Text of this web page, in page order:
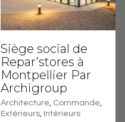
Siège social de
Repar’stores à
Montpellier Par
Archigroup
Architecture, Commande,
Extérieurs, Intérieurs